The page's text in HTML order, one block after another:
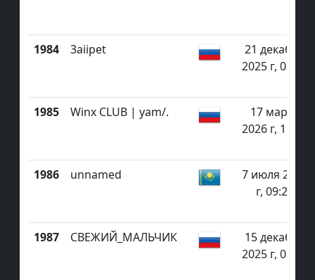
1984 3aiipet
21 декабря
2025 г, 03:48
1985 Winx CLUB | yam/.
17 марта
2026 г, 16:42
1986 unnamed
7 июля 2026
г, 09:22
1987 СВЕЖИЙ_МАЛЬЧИК
15 декабря
2025 г, 05:47